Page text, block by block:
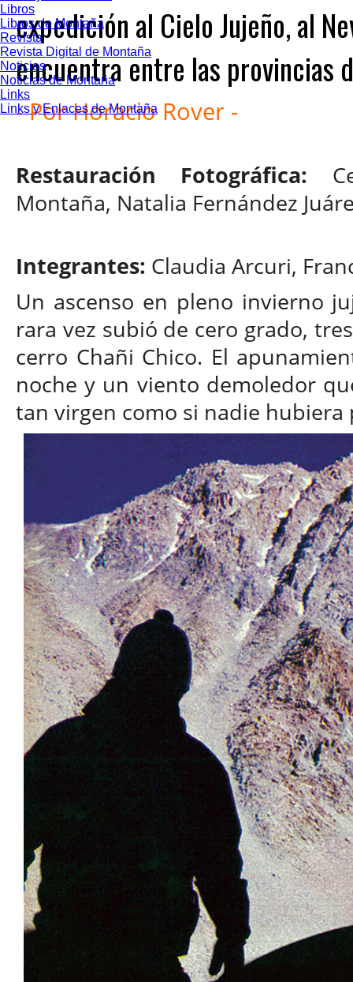
Libros
Libros de Montaña
Revista
Revista Digital de Montaña
Noticias
Noticias de Montaña
Links
Links y Enlaces de Montaña
expedición al Cielo Jujeño, al
encuentra entre las provincias
-Por Horacio Rover -
Restauración Fotográfica:
Montaña, Natalia Fernández
Integrantes: Claudia Arcuri,
Un ascenso en pleno invierno
rara vez subió de cero grado,
cerro Chañi Chico. El
noche y un viento demoledor
tan virgen como si nadie